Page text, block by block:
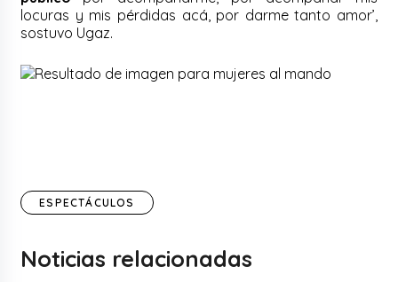
locuras y mis pérdidas acá, por darme tanto amor’,
sostuvo Ugaz.
ESPECTÁCULOS
Noticias relacionadas